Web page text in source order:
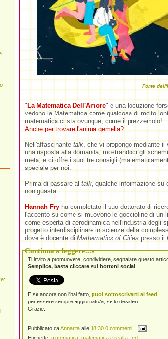
Fonte
"La Matematica Dell'Amore" è una locuzione
vedono la Matematica come qualcosa di molto
matematica ci sta ovunque, come il prezzemolo!
Anche per trovare l'anima gemella?
Nell'affascinante talk, che vi propongo mediante il
una risposta alla domanda, mostrandoci gli
metà, e ci offre i suoi tre consigli
speciale per noi.
Prima di passare altalk, qualche informazione su
non guasta.
Hannah Fryha completato il suo dottorato di
l'accento su come si muovono le goccioline di un
come esperta di aerodinamica nell'industria degli
progetto interdisciplinare in scienze della
dove è docente di Mathematics of Cities presso il
Continua a leggere...»
Ti invito a promuovere, condividere, segnalare questo
Semplice, basta cliccare sui bottoni social.
E se ancora non l'hai fatto, puoi sottoscriverti ai feed
per essere sempre aggiornato/a, se lo desideri.
Grazie.
Pubblicato da Annarita alle 18:30 0 commenti
Etichette: matematica, matematica e realta, ted